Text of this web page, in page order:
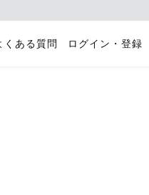
くある質問 ログイン・登録